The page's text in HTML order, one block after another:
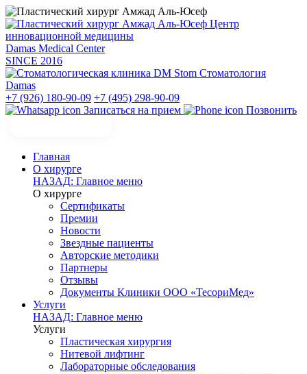
Центр
инновационной медицины
Damas Medical Center
SINCE 2016
Стоматология
Damas
+7 (926) 180-90-09 +7 (495) 298-90-09
Записаться на прием
Позвонить
Главная
О хирурге
НАЗАД: Главное меню
О хирурге
Сертификаты
Премии
Новости
Звездные пациенты
Авторские методики
Партнеры
Отзывы
Документы Клиники ООО «ТесориМед»
Услуги
НАЗАД: Главное меню
Услуги
Пластическая хирургия
Нитевой лифтинг
Лабораторные обследования